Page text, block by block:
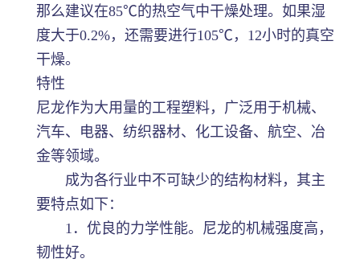
那么建议在85℃的热空气中干燥处理。如果湿
度大于0.2%，还需要进行105℃，12小时的真空
干燥。
特性
尼龙作为大用量的工程塑料，广泛用于机械、
汽车、电器、纺织器材、化工设备、航空、冶
金等领域。
成为各行业中不可缺少的结构材料，其主
要特点如下：
1．优良的力学性能。尼龙的机械强度高，
韧性好。